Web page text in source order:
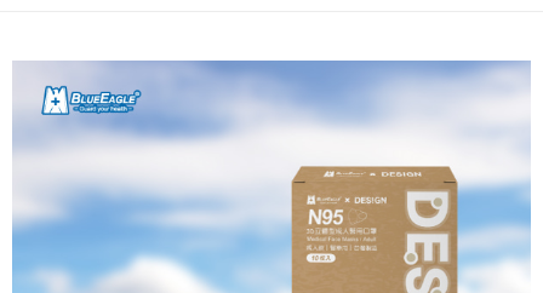
https://netprotections.freshdesk.com/support/home
【注意事項】
１．透過由恩沛科技股份有限公司提供之「AFTEE先享後付」服務完成之交
易，需依本服務之必要範圍內提供個人資料，並將交易相關給付款項請求債
權轉讓予恩沛科技股份有限公司。
２．關於個人資料處理事宜，請瀏覽以下網址：
https://aftee.tw/terms/#terms3
３．未成年的使用者請事先徵得法定代理人或監護人之同意方可使用
「AFTEE先享後付」，若未經同意申辦者引起之損失，本公司不負相關責
每筆NT$60，滿NT$2,000(含以上)免運費
一般地區宅配<如偏遠地區會員請勿選擇一般宅配，請點選其他選項
內「偏遠地區宅配」>
每筆NT$90，滿NT$2,000(含以上)免運費
🚚偏遠地區宅配<請務必選擇此配送方式，偏遠地區可參照『首頁→
會員需知→偏遠地區配送事項』
每筆NT$120